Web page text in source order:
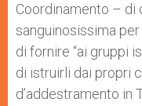
Coordinamento – di
sanguinosissima
di fornire “ai gruppi
di istruirli dai propri
d’addestramento in